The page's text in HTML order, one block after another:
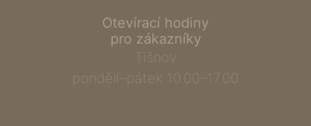
Otevírací hodiny
pro zákazníky
Tišnov
pondělí–pátek 10.00–17.00